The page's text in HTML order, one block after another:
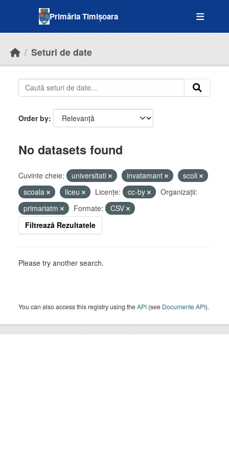
Primăria Timișoara
Seturi de date
Order by
No datasets found
Cuvinte cheie: universitati invatamant
scoli
scoala
liceu Licenţe: cc-by
Organizații:
primariatm
Formate:
CSV
Filtrează Rezultatele
Please try another search.
You can also access this registry using theAPI (see Documente API).